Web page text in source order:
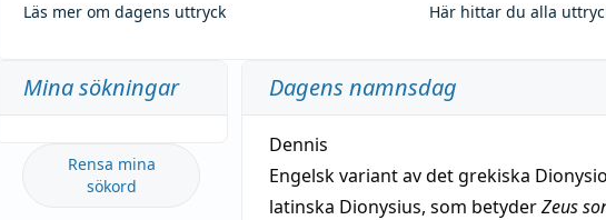
Läs mer om dagens uttryck Här hittar du alla
Mina sökningar
Rensa mina
sökord
Dagens namnsdag
Dennis
Engelsk variant av det grekiska
latinska Dionysius, som betyderZeus